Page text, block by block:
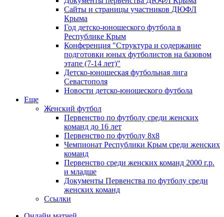
Сайты и страницы участников ДЮФЛ
Крыма
Год детско-юношеского футбола в
Республике Крым
Конференция "Структура и содержание
подготовки юных футболистов на базовом
этапе (7-14 лет)"
Детско-юношеская футбольная лига
Севастополя
Новости детско-юношеского футбола
Еще
Женский футбол
Первенство по футболу среди женских
команд до 16 лет
Первенство по футболу 8х8
Чемпионат Республики Крым среди женских
команд
Первенство среди женских команд 2000 г.р.
и младше
Документы Первенства по футболу среди
женских команд
Ссылки